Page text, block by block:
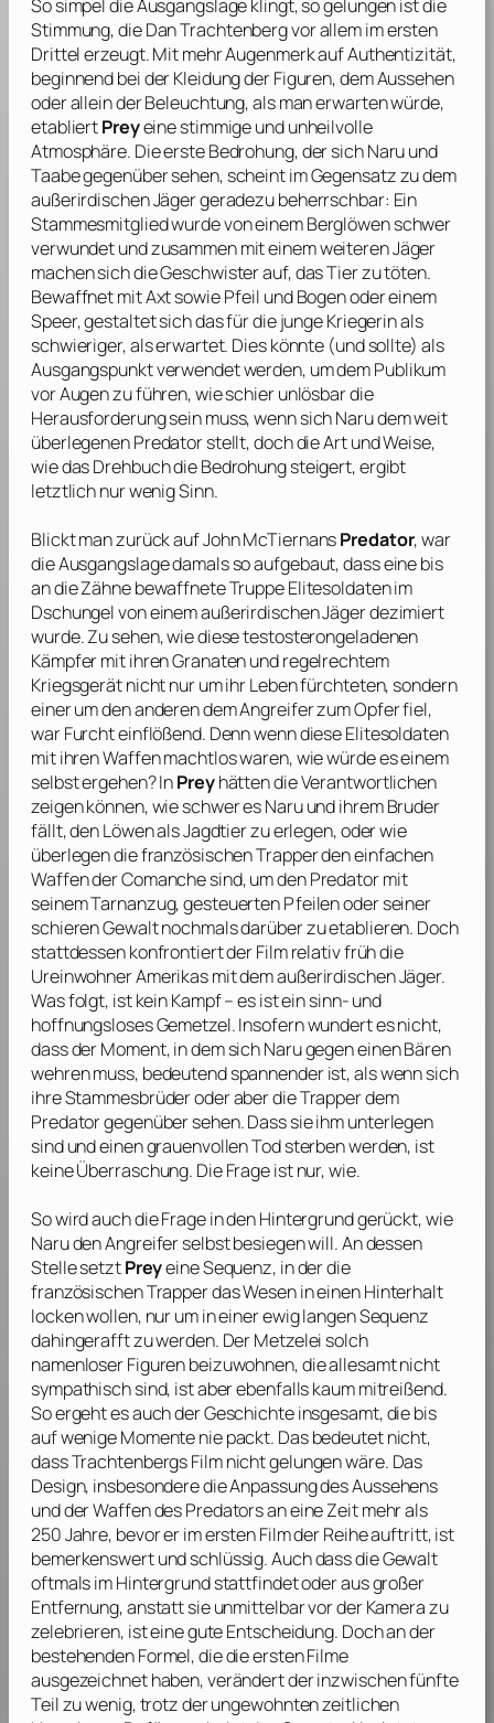
So simpel die Ausgangslage klingt, so gelungen ist die
Stimmung, dieDan Trachtenbergvor allem im ersten
Drittel erzeugt. Mit mehr Augenmerk auf Authentizität,
beginnend bei der Kleidung der Figuren, dem Aussehen
oder allein der Beleuchtung, als man erwarten würde,
etabliertPreyeine stimmige und unheilvolle
Atmosphäre. Die erste Bedrohung, der sich Naru und
Taabe gegenüber sehen, scheint im Gegensatz zu dem
außerirdischen Jäger geradezu beherrschbar: Ein
Stammesmitglied wurde von einem Berglöwen schwer
verwundet und zusammen mit einem weiteren Jäger
machen sich die Geschwister auf, das Tier zu töten.
Bewaffnet mit Axt sowie Pfeil und Bogen oder einem
Speer, gestaltet sich das für die junge Kriegerin als
schwieriger, als erwartet. Dies könnte (und sollte) als
Ausgangspunkt verwendet werden, um dem Publikum
vor Augen zu führen, wie schier unlösbar die
Herausforderung sein muss, wenn sich Naru dem weit
überlegenen Predator stellt, doch die Art und Weise,
wie das Drehbuch die Bedrohung steigert, ergibt
letztlich nur wenig Sinn.
Blickt man zurück aufJohn McTiernansPredator, war
die Ausgangslage damals so aufgebaut, dass eine bis
an die Zähne bewaffnete Truppe Elitesoldaten im
Dschungel von einem außerirdischen Jäger dezimiert
wurde. Zu sehen, wie diese testosterongeladenen
Kämpfer mit ihren Granaten und regelrechtem
Kriegsgerät nicht nur um ihr Leben fürchteten, sondern
einer um den anderen dem Angreifer zum Opfer fiel,
war Furcht einflößend. Denn wenn diese Elitesoldaten
mit ihren Waffen machtlos waren, wie würde es einem
selbst ergehen? InPreyhätten die Verantwortlichen
zeigen können, wie schwer es Naru und ihrem Bruder
fällt, den Löwen als Jagdtier zu erlegen, oder wie
überlegen die französischen Trapper den einfachen
Waffen der Comanche sind, um den Predator mit
seinem Tarnanzug, gesteuerten Pfeilen oder seiner
schieren Gewalt nochmals darüber zu etablieren. Doch
stattdessen konfrontiert der Film relativ früh die
Ureinwohner Amerikas mit dem außerirdischen Jäger.
Was folgt, ist kein Kampf – es ist ein sinn- und
hoffnungsloses Gemetzel. Insofern wundert es nicht,
dass der Moment, in dem sich Naru gegen einen Bären
wehren muss, bedeutend spannender ist, als wenn sich
ihre Stammesbrüder oder aber die Trapper dem
Predator gegenüber sehen. Dass sie ihm unterlegen
sind und einen grauenvollen Tod sterben werden, ist
keine Überraschung. Die Frage ist nur, wie.
So wird auch die Frage in den Hintergrund gerückt, wie
Naru den Angreifer selbst besiegen will. An dessen
Stelle setztPreyeine Sequenz, in der die
französischen Trapper das Wesen in einen Hinterhalt
locken wollen, nur um in einer ewig langen Sequenz
dahingerafft zu werden. Der Metzelei solch
namenloser Figuren beizuwohnen, die allesamt nicht
sympathisch sind, ist aber ebenfalls kaum mitreißend.
So ergeht es auch der Geschichte insgesamt, die bis
auf wenige Momente nie packt. Das bedeutet nicht,
dassTrachtenbergsFilm nicht gelungen wäre. Das
Design, insbesondere die Anpassung des Aussehens
und der Waffen des Predators an eine Zeit mehr als
250 Jahre, bevor er im ersten Film der Reihe auftritt, ist
bemerkenswert und schlüssig. Auch dass die Gewalt
oftmals im Hintergrund stattfindet oder aus großer
Entfernung, anstatt sie unmittelbar vor der Kamera zu
zelebrieren, ist eine gute Entscheidung. Doch an der
bestehenden Formel, die die ersten Filme
ausgezeichnet haben, verändert der inzwischen fünfte
Teil zu wenig, trotz der ungewohnten zeitlichen